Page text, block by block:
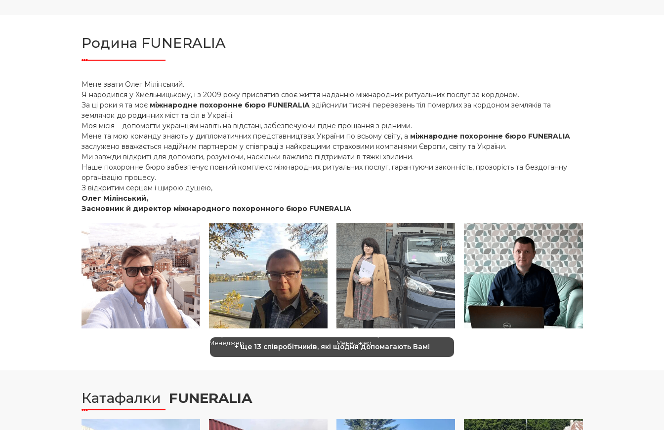
Родина FUNERALIA
Мене звати Олег Мілінський.
Я народився у Хмельницькому, і з 2009 року присвятив своє життя наданню міжнародних ритуальних послуг за кордоном.
За ці роки я та моє міжнародне похоронне бюро FUNERALIAздійснили тисячі перевезень тіл померлих за кордоном земляків та
землячок до родинних міст та сіл в Україні.
Моя місія – допомогти українцям навіть на відстані, забезпечуючи гідне прощання з рідними.
Мене та мою команду знають у дипломатичних представництвах України по всьому світу, а міжнародне похоронне бюро FUNERALIA
заслужено вважається надійним партнером у співпраці з найкращими страховими компаніями Європи, світу та України.
Ми завжди відкриті для допомоги, розуміючи, наскільки важливо підтримати в тяжкі хвилини.
Наше похоронне бюро забезпечує повний комплекс міжнародних ритуальних послуг, гарантуючи законність, прозорість та бездоганну
організацію процесу.
З відкритим серцем і щирою душею,
Олег Мілінський,
Засновник й директор міжнародного похоронного бюро FUNERALIA
Менеджер Менеджер
+ ще 13 співробітників, які щодня допомагають Вам!
Катафалки FUNERALIA